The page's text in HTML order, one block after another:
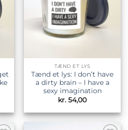
TÆND ET LYS
Tænd et lys: I don’t have
a dirty brain – I have a
sexy imagination
kr. 54,00